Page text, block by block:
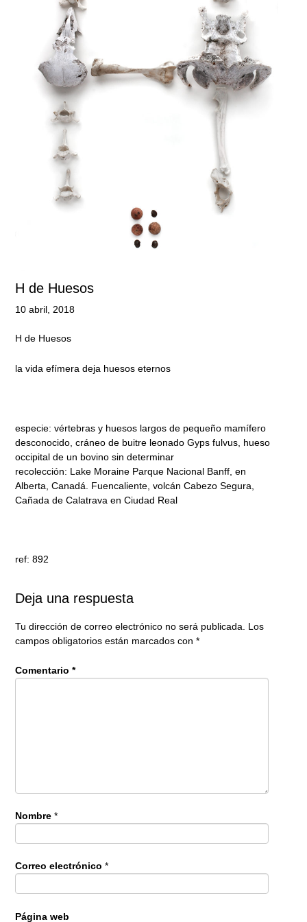
H de Huesos
10 abril, 2018
H de Huesos
la vida efímera deja huesos eternos
especie: vértebras y huesos largos de pequeño mamífero
desconocido, cráneo de buitre leonado Gyps fulvus, hueso
occipital de un bovino sin determinar
recolección: Lake Moraine Parque Nacional Banff, en
Alberta, Canadá. Fuencaliente, volcán Cabezo Segura,
Cañada de Calatrava en Ciudad Real
ref: 892
Deja una respuesta
Tu dirección de correo electrónico no será publicada.
Los
campos obligatorios están marcados con *
Comentario *
Nombre *
Correo electrónico *
Página web